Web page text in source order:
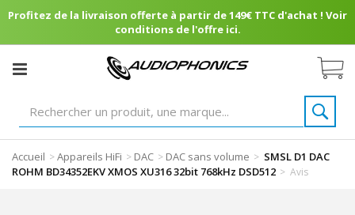
Profitez de la livraison offerte à partir de 149€ TTC d'achat ! Voir
conditions de l'offre ici.
Accueil >Appareils HiFi > DAC > DAC sans volume > SMSL D1 DAC
ROHM BD34352EKV XMOS XU316 32bit 768kHz DSD512 > Avis